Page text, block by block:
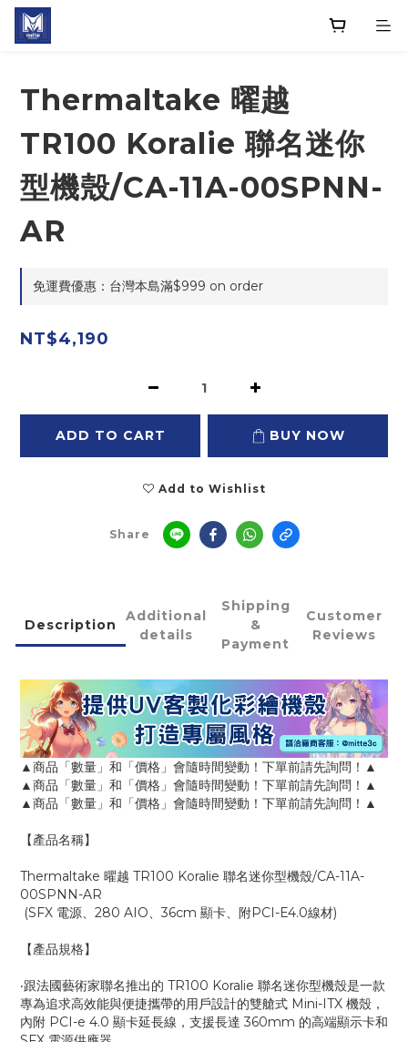
Thermaltake 曜越
TR100 Koralie 聯名迷你
型機殼/CA-11A-00SPNN-
AR
免運費優惠：台灣本島滿$999 on order
NT$4,190
ADD TO CART BUY NOW
Add to Wishlist
Share
Description
Additional
details
Shipping
&
Payment
Customer
Reviews
▲商品「數量」和「價格」會隨時間變動！下單前請先詢問！▲
▲商品「數量」和「價格」會隨時間變動！下單前請先詢問！▲
▲商品「數量」和「價格」會隨時間變動！下單前請先詢問！▲
【產品名稱】
Thermaltake 曜越 TR100 Koralie 聯名迷你型機殼/CA-11A-
00SPNN-AR
(SFX 電源、280 AIO、36cm 顯卡、附PCI-E4.0線材)
【產品規格】
‧跟法國藝術家聯名推出的 TR100 Koralie 聯名迷你型機殼是一款
專為追求高效能與便捷攜帶的用戶設計的雙艙式 Mini-ITX 機殼，
內附 PCI-e 4.0 顯卡延長線，支援長達 360mm 的高端顯示卡和